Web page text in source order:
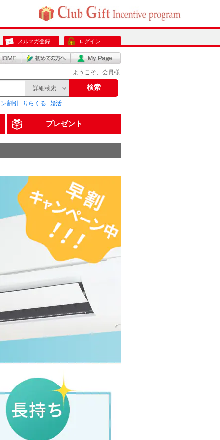
メルマガ登録 ログイン
ようこそ、会員様
詳細検索 検索
割引 りらくる 婚活
プレゼント